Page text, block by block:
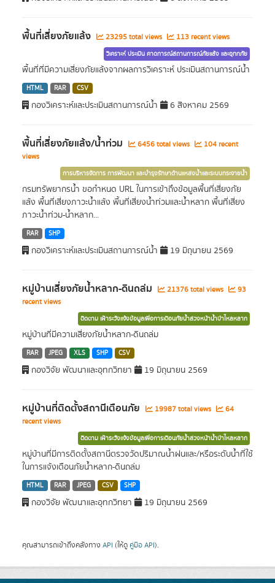
พื้นที่เสี่ยงภัยแล้ง 23295 total views 113 recent views
วิเคราะห์ ประเมิน คาดการณ์สถานการณ์ภัยแล้ง และอุทกภัย
พื้นที่ที่มีความเสี่ยงภัยแล้งจากผลการวิเคราะห์ ประเมินสถานการณ์น้ำ
HTML RAR CSV
กองวิเคราะห์และประเมินสถานการณ์น้ำ 6 สิงหาคม 2569
พื้นที่เสี่ยงภัยแล้ง/น้ำท่วม 6456 total views
104 recent
views
การบริหารจัดการ การพัฒนา และบำรุงรักษาด้านแหล่งน้ำและระบบกระจายน้ำ
กรมทรัพยากรน้ำ ขอกำหนด URL ในการเข้าถึงข้อมูลพื้นที่เสี่ยงภัย
แล้ง พื้นที่เสี่ยงภาวะน้ำแล้ง พื้นที่เสี่ยงน้ำท่วมและน้ำหลาก พื้นที่เสี่ยง
ภาวะน้ำท่วม-น้ำหลาก...
RAR SHP
กองวิเคราะห์และประเมินสถานการณ์น้ำ 19 มิถุนายน 2569
หมู่บ้านเสี่ยงภัยน้ำหลาก-ดินถล่ม 21376 total views
93
recent views
ติดตาม เฝ้าระวังแจ้งข้อมูลเพื่อการเตือนภัยน้ำล่วงหน้าน้ำป่าไหลหลาก
หมู่บ้านที่มีความเสี่ยงภัยน้ำหลาก-ดินถล่ม
RAR JPEG XLS SHP CSV
กองวิจัย พัฒนาและอุทกวิทยา 19 มิถุนายน 2569
หมู่บ้านที่ติดตั้งสถานีเตือนภัย 19987 total views
64
recent views
ติดตาม เฝ้าระวังแจ้งข้อมูลเพื่อการเตือนภัยน้ำล่วงหน้าน้ำป่าไหลหลาก
หมู่บ้านที่มีการติดตั้งสถานีตรวจวัดปริมาณน้ำฝนและ/หรือระดับน้ำที่ใช้
ในการแจ้งเตือนภัยน้ำหลาก-ดินถล่ม
HTML RAR JPEG CSV SHP
กองวิจัย พัฒนาและอุทกวิทยา 19 มิถุนายน 2569
คุณสามารถเข้าถึงคลังทาง API (ให้ดู คู่มือ API).